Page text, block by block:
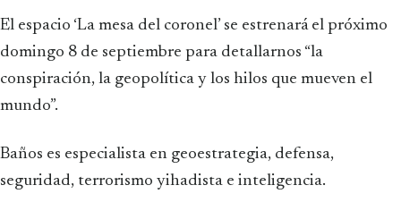
El espacio ‘La mesa del coronel’ se estrenará el próximo
domingo 8 de septiembre para detallarnos “la
conspiración, la geopolítica y los hilos que mueven el
mundo”.
Baños es especialista en geoestrategia, defensa,
seguridad, terrorismo yihadista e inteligencia.